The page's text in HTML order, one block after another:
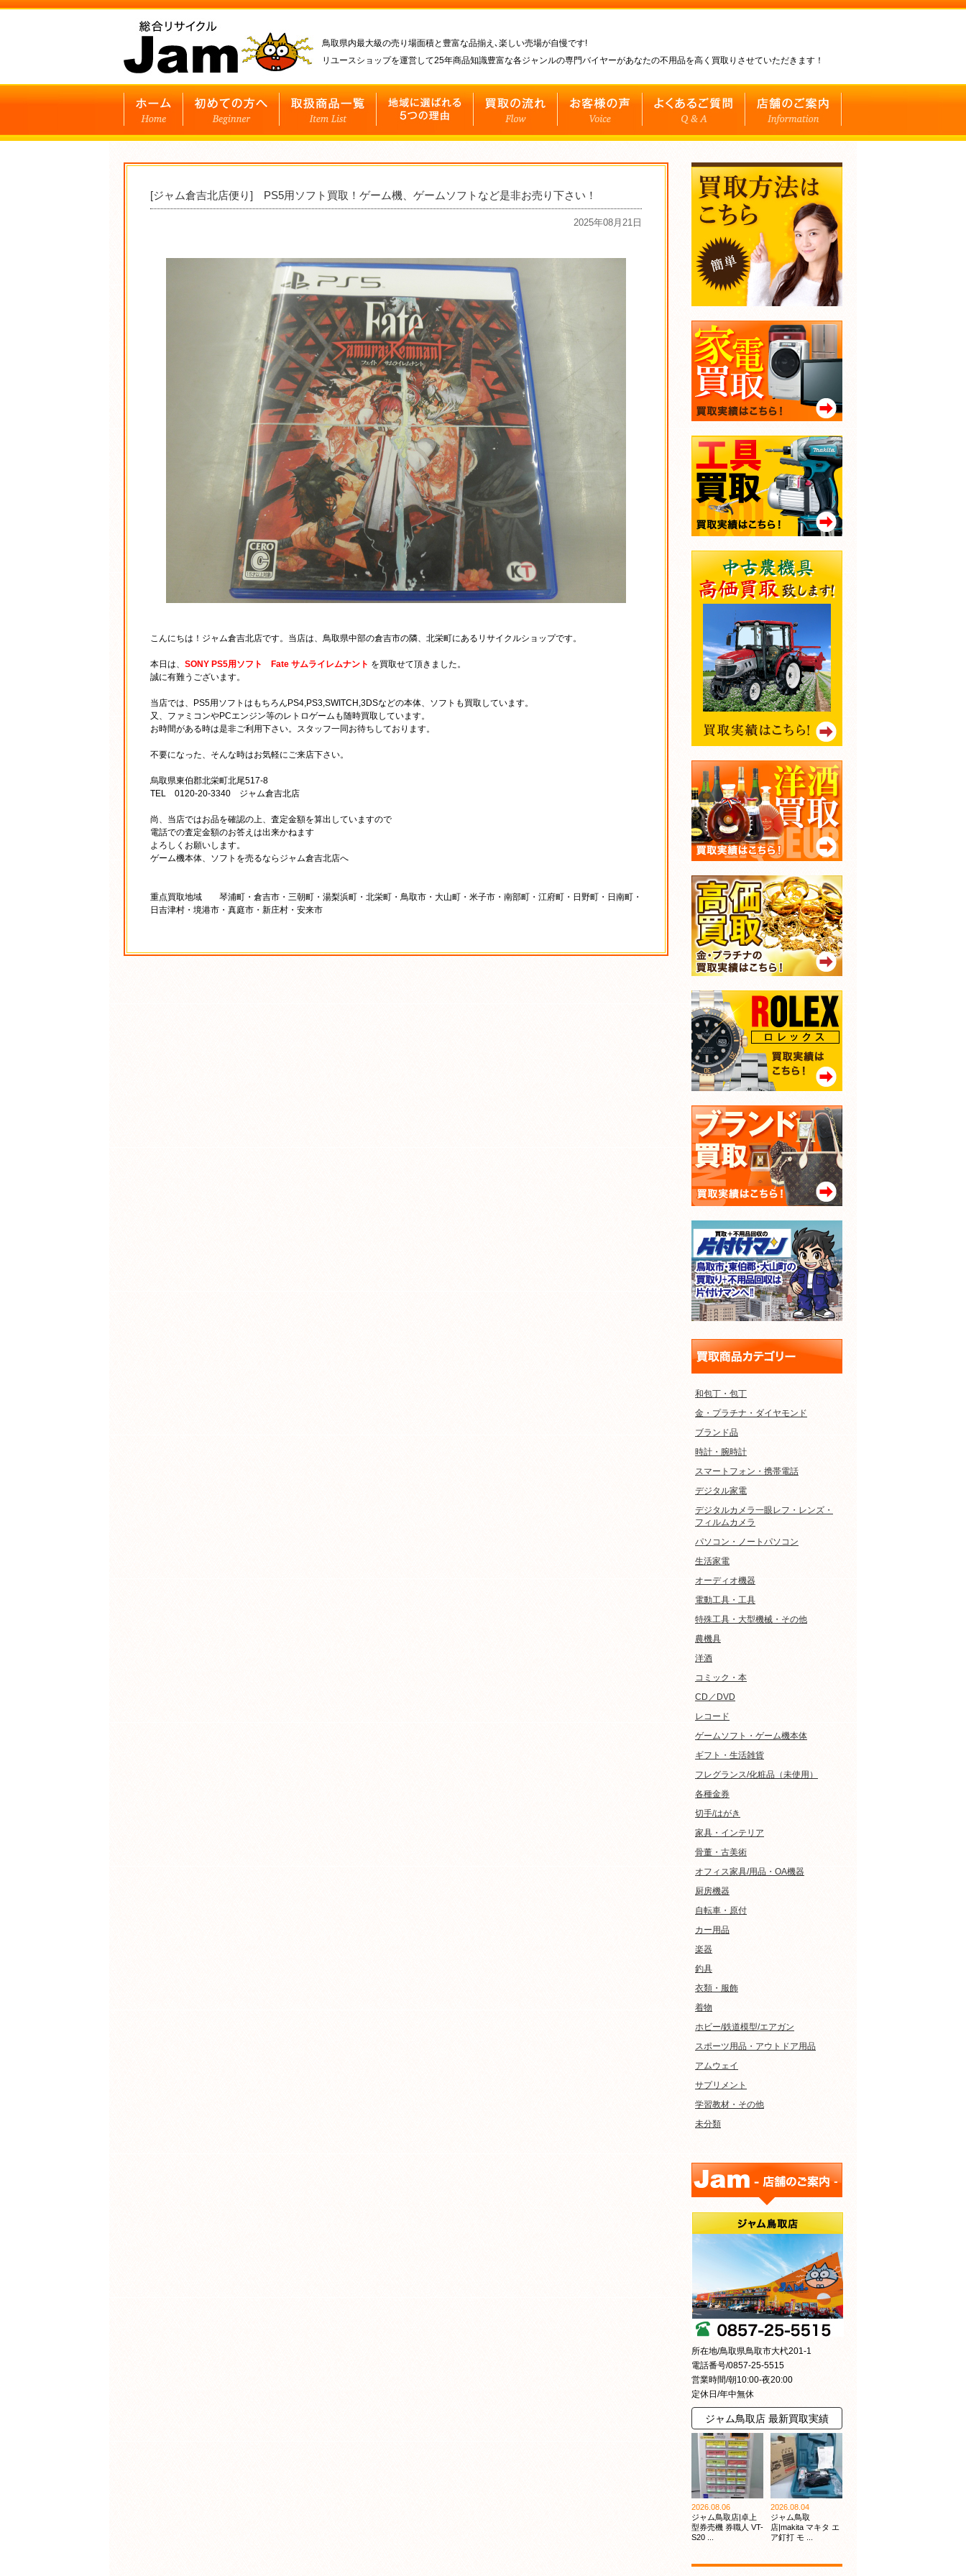
鳥取県内最大級の売り場面積と豊富な品揃え､楽しい売場が自慢です!
リユースショップを運営して25年商品知識豊富な各ジャンルの専門バイヤーがあなたの不用品を高く買取りさせていただきます！
[ジャム倉吉北店便り] PS5用ソフト買取！ゲーム機、ゲームソフトなど是非お売り下さい！
2025年08月21日
こんにちは！ジャム倉吉北店です。当店は、鳥取県中部の倉吉市の隣、北栄町にあるリサイクルショップです。
本日は、 SONY PS5用ソフト Fate サムライレムナント を買取せて頂きました。
誠に有難うございます。
当店では、PS5用ソフトはもちろんPS4,PS3,SWITCH,3DSなどの本体、ソフトも買取しています。
又、ファミコンやPCエンジン等のレトロゲームも随時買取しています。
お時間がある時は是非ご利用下さい。スタッフ一同お待ちしております。
不要になった、そんな時はお気軽にご来店下さい。
烏取県東伯郡北栄町北尾517-8
TEL 0120-20-3340 ジャム倉吉北店
尚、当店ではお品を確認の上、査定金額を算出していますので
電話での査定金額のお答えは出来かねます
よろしくお願いします。
ゲーム機本体、ソフトを売るならジャム倉吉北店へ
重点買取地域 琴浦町・倉吉市・三朝町・湯梨浜町・北栄町・鳥取市・大山町・米子市・南部町・江府町・日野町・日南町・
日吉津村・境港市・真庭市・新庄村・安来市
和包丁・包丁
金・プラチナ・ダイヤモンド
ブランド品
時計・腕時計
スマートフォン・携帯電話
デジタル家電
デジタルカメラ一眼レフ・レンズ・
フィルムカメラ
パソコン・ノートパソコン
生活家電
オーディオ機器
電動工具・工具
特殊工具・大型機械・その他
農機具
洋酒
コミック・本
CD／DVD
レコード
ゲームソフト・ゲーム機本体
ギフト・生活雑貨
フレグランス/化粧品（未使用）
各種金券
切手/はがき
家具・インテリア
骨董・古美術
オフィス家具/用品・OA機器
厨房機器
自転車・原付
カー用品
楽器
釣具
衣類・服飾
着物
ホビー/鉄道模型/エアガン
スポーツ用品・アウトドア用品
アムウェイ
サプリメント
学習教材・その他
未分類
所在地/鳥取県鳥取市大杙201-1
電話番号/0857-25-5515
営業時間/朝10:00-夜20:00
定休日/年中無休
ジャム鳥取店 最新買取実績
2026.08.06
ジャム鳥取店|卓上
型券売機 券職人 VT-
S20 ...
2026.08.04
ジャム鳥取
店|makita マキタ エ
ア釘打 モ ...